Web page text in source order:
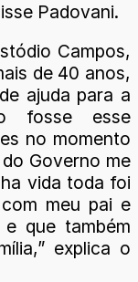
Padovani.
Campos,
de 40 anos,
ajuda para a
fosse esse
no momento
Governo me
vida toda foi
meu pai e
que também
explica o